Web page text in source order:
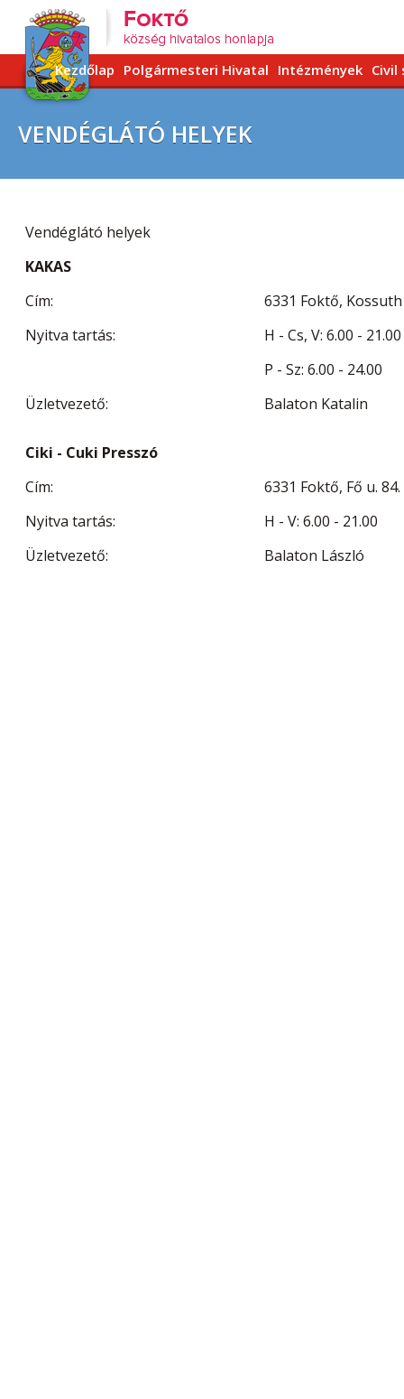
Kezdőlap Polgármesteri Hivatal Intézmények Civil
VENDÉGLÁTÓ HELYEK
Vendéglátó helyek
KAKAS
Cím:
6331 Foktő, Kossuth
Nyitva tartás:
H - Cs, V: 6.00 - 21.00
P - Sz: 6.00 - 24.00
Üzletvezető:
Balaton Katalin
Ciki - Cuki Presszó
Cím:
6331 Foktő, Fő u. 84.
Nyitva tartás:
H - V: 6.00 - 21.00
Üzletvezető:
Balaton László